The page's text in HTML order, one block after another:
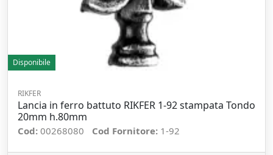
Disponibile
RIKFER
Lancia in ferro battuto RIKFER 1-92 stampata Tondo
20mm h.80mm
Cod: 00268080 Cod Fornitore: 1-92